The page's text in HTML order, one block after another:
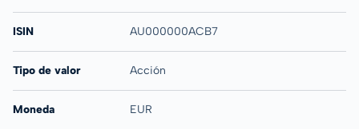
ISIN AU000000ACB7
Tipo de valor Acción
Moneda EUR